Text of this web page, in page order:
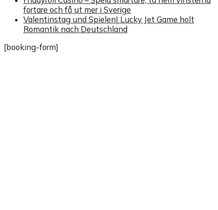
fortare och få ut mer i Sverige
Valentinstag und Spielen| Lucky Jet Game holt
Romantik nach Deutschland
[booking-form]